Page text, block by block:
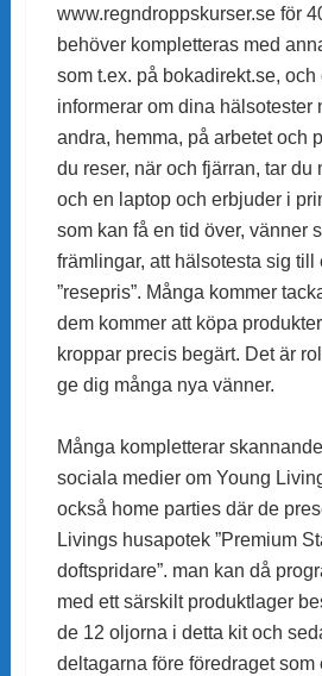
www.regndroppskurser.se för
behöver kompletteras med
som t.ex. på bokadirekt.se, och
informerar om dina hälsotester
andra, hemma, på arbetet och
du reser, när och fjärran, tar du
och en laptop och erbjuder i
som kan få en tid över, vänner
främlingar, att hälsotesta sig till
”resepris”. Många kommer
dem kommer att köpa
kroppar precis begärt. Det är
ge dig många nya vänner.
Många kompletterar
sociala medier om Young
också home parties där de
Livings husapotek ”Premium
doftspridare”. man kan då
med ett särskilt produktlager
de 12 oljorna i detta kit och
deltagarna före föredraget som